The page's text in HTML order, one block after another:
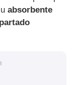
absorbente